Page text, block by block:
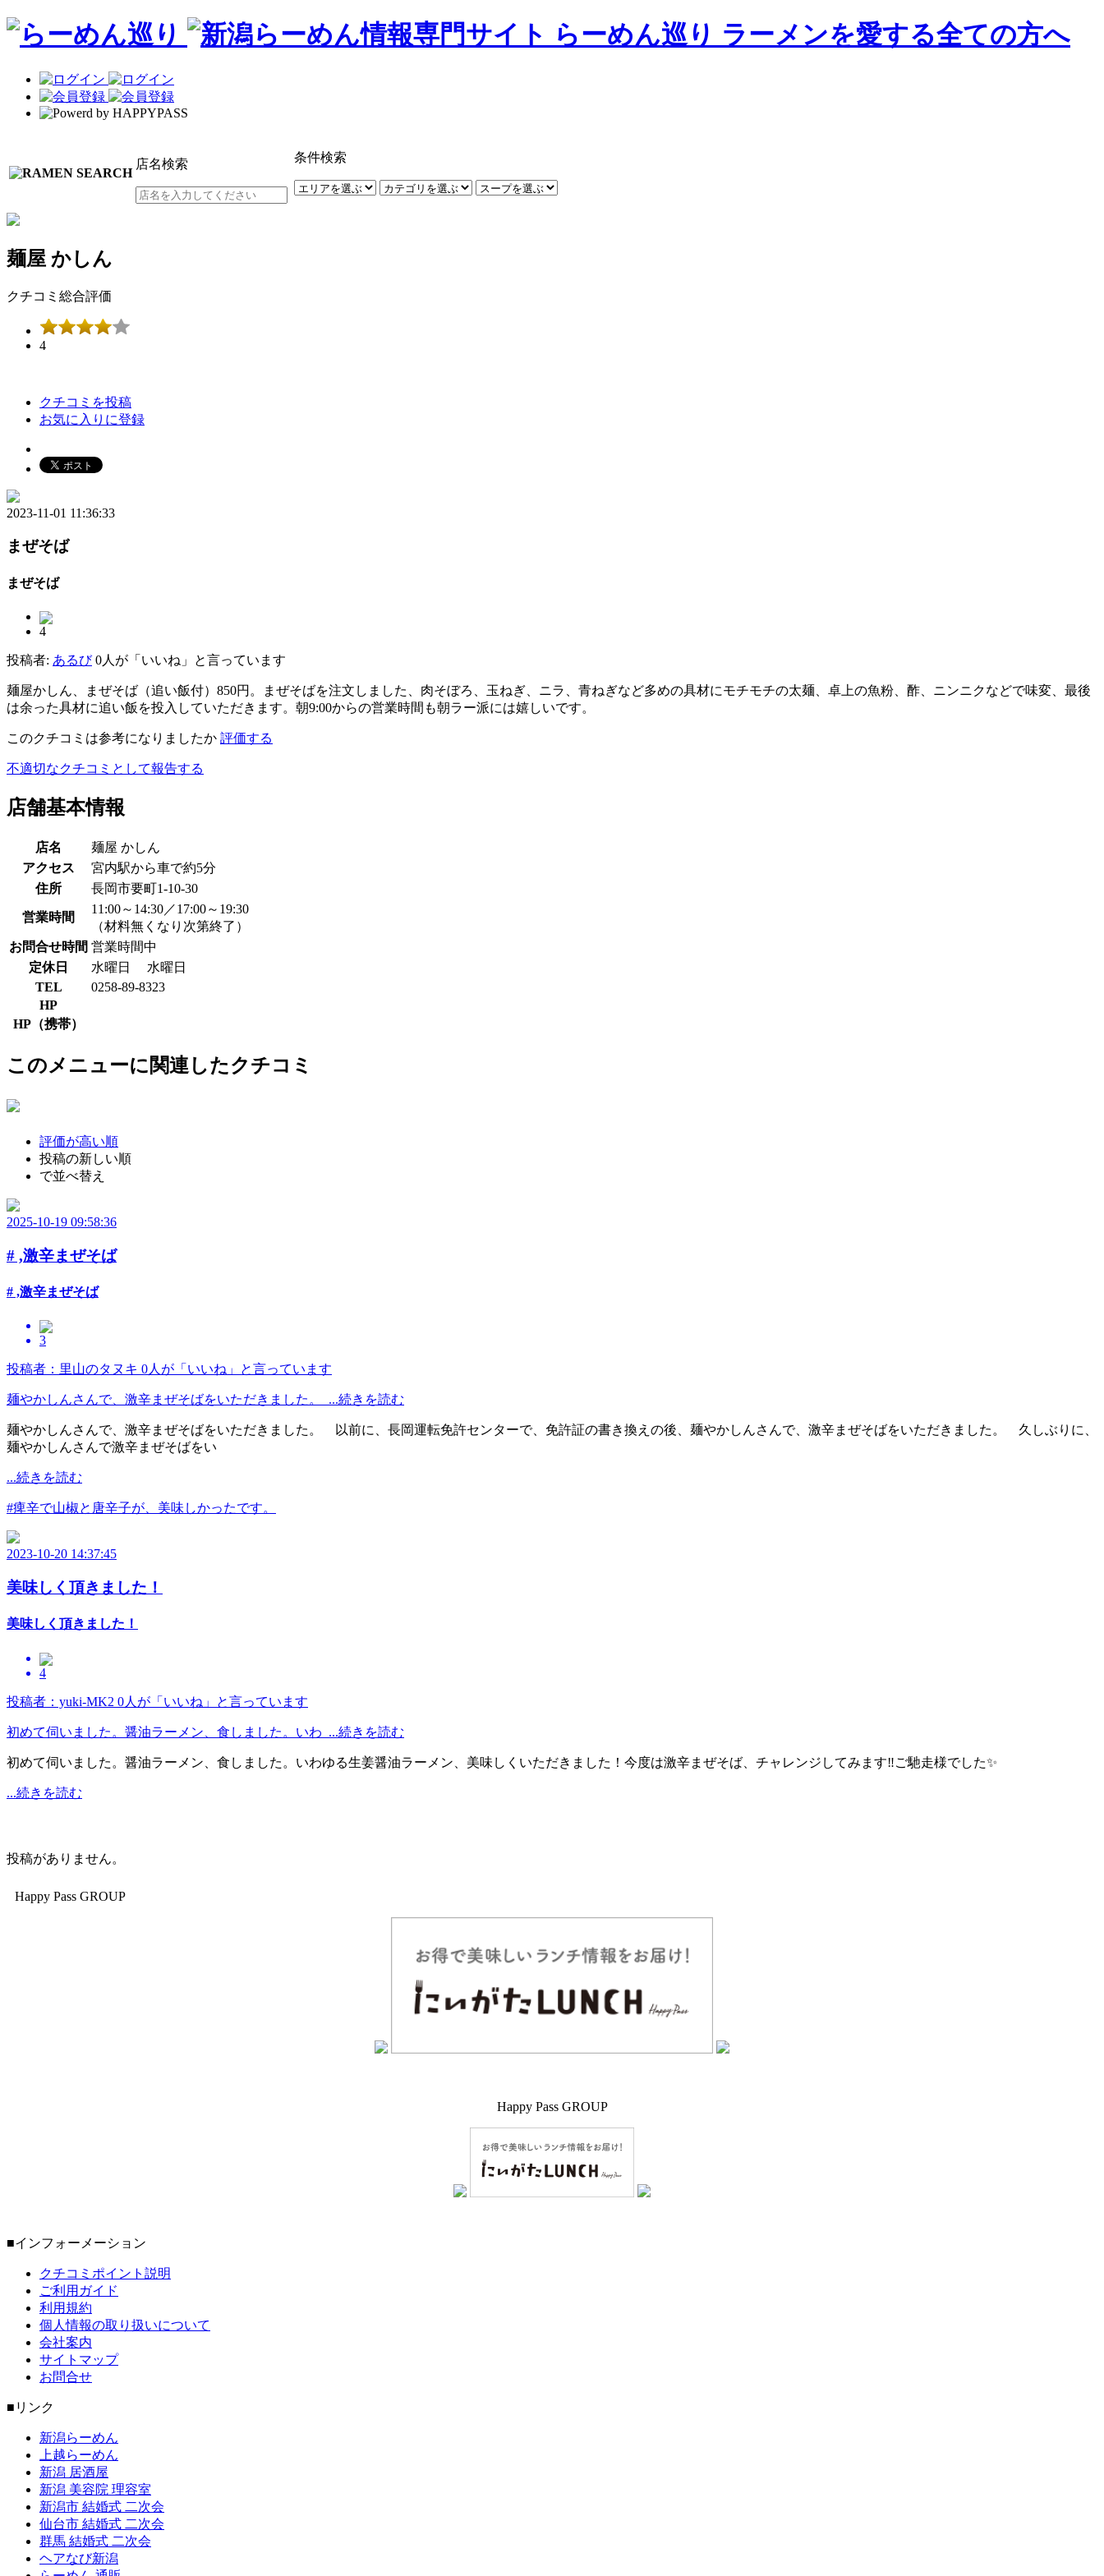
店名検索 条件検索
麺屋 かしん
クチコミ総合評価
4
クチコミを投稿
お気に入りに登録
2023-11-01 11:36:33
まぜそば
まぜそば
4
投稿者: あるび 0人が「いいね」と言っています
麺屋かしん、まぜそば（追い飯付）850円。まぜそばを注文しました、肉そぼろ、玉ねぎ、ニラ、青ねぎなど多めの具材にモチモチの太麺、卓上の魚粉、酢、ニンニクなどで味変、最後
は余った具材に追い飯を投入していただきます。朝9:00からの営業時間も朝ラー派には嬉しいです。
このクチコミは参考になりましたか 評価する
不適切なクチコミとして報告する
店舗基本情報
店名
麺屋 かしん
アクセス
宮内駅から車で約5分
住所
長岡市要町1-10-30
営業時間
11:00～14:30／17:00～19:30
（材料無くなり次第終了）
お問合せ時間 営業時間中
定休日
水曜日
水曜日
TEL
0258-89-8323
HP
HP（携帯）
このメニューに関連したクチコミ
評価が高い順
投稿の新しい順
で並べ替え
2025-10-19 09:58:36
# ,激辛まぜそば
# ,激辛まぜそば
3
投稿者：里山のタヌキ 0人が「いいね」と言っています
麺やかしんさんで、激辛まぜそばをいただきました。 ...続きを読む
麺やかしんさんで、激辛まぜそばをいただきました。 以前に、長岡運転免許センターで、免許証の書き換えの後、麺やかしんさんで、激辛まぜそばをいただきました。 久しぶりに、
麺やかしんさんで激辛まぜそばをい
...続きを読む
#痺辛で山椒と唐辛子が、美味しかったです。
2023-10-20 14:37:45
美味しく頂きました！
美味しく頂きました！
4
投稿者：yuki-MK2 0人が「いいね」と言っています
初めて伺いました。醤油ラーメン、食しました。いわ ...続きを読む
初めて伺いました。醤油ラーメン、食しました。いわゆる生姜醤油ラーメン、美味しくいただきました！今度は激辛まぜそば、チャレンジしてみます‼️ご馳走様でした✨
...続きを読む
投稿がありません。
Happy Pass GROUP
Happy Pass GROUP
■インフォーメーション
クチコミポイント説明
ご利用ガイド
利用規約
個人情報の取り扱いについて
会社案内
サイトマップ
お問合せ
■リンク
新潟らーめん
上越らーめん
新潟 居酒屋
新潟 美容院 理容室
新潟市 結婚式 二次会
仙台市 結婚式 二次会
群馬 結婚式 二次会
ヘアなび新潟